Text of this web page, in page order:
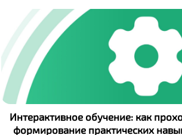
Такой подход позволяет не только
у студентов необходимые компетенции,
формировать у них уверенность в
силах, что является […]
Интерактивное обучение: как
формирование практических